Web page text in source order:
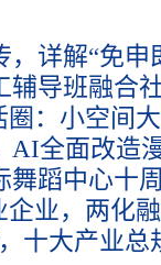
详解“免申
导班融合
圈：小空间
AI全面改造
舞蹈中心十
企业，两化
十大产业总